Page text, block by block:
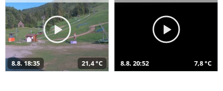
8.8. 18:35 21,4 °C 8.8. 20:52 7,8 °C